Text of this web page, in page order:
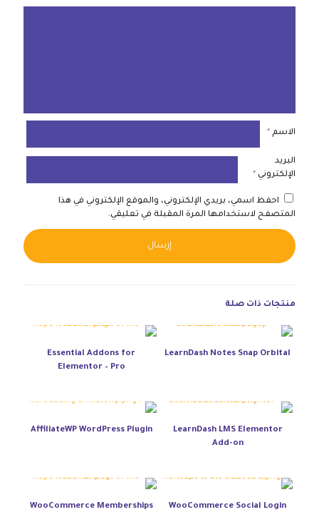
الاسم *
البريد
الإلكتروني *
احفظ اسمي، بريدي الإلكتروني، والموقع الإلكتروني في هذا
المتصفح لاستخدامها المرة المقبلة في تعليقي.
منتجات ذات صلة
LearnDash Notes Snap Orbital
Essential Addons for
Elementor – Pro
LearnDash LMS Elementor
Add-on
AffiliateWP WordPress Plugin
WooCommerce Social Login
WooCommerce Memberships